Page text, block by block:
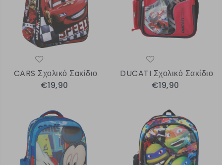
CARS Σχολικό Σακίδιο
€19,90
DUCATI Σχολικό Σακίδιο
€19,90